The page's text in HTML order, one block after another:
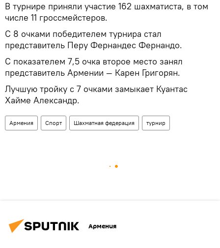
В турнире приняли участие 162 шахматиста, в том
числе 11 гроссмейстеров.
С 8 очками победителем турнира стал
представитель Перу Фернандес Фернандо.
С показателем 7,5 очка второе место занял
представитель Армении — Карен Григорян.
Лучшую тройку с 7 очками замыкает Куантас
Хайме Александр.
Армения Спорт Шахматная федерация турнир
Армения